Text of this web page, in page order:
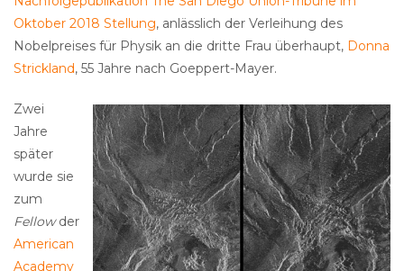
Oktober 2018 Stellung, anlässlich der Verleihung des
Nobelpreises für Physik an die dritte Frau überhaupt, Donna
Strickland, 55 Jahre nach Goeppert-Mayer.
Zwei
Jahre
später
wurde sie
zum
Fellowder
American
Academy